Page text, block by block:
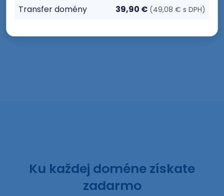
Transfer domény 39,90 € (49,08 € s DPH)
Ku každej doméne získate
zadarmo